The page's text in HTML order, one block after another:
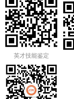
英才技能鉴定